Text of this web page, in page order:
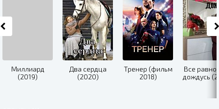
Миллиард
(2019)
Два сердца
(2020)
Тренер (фильм
2018)
Все равно
дождусь